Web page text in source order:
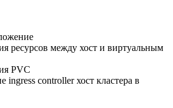
ресурсов между хост и виртуальным
PVC
controller хост кластера в